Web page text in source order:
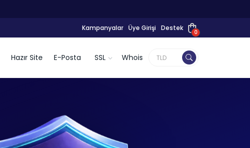
Kampanyalar Üye Girişi Destek
0
Hazır Site E-Posta SSL Whois